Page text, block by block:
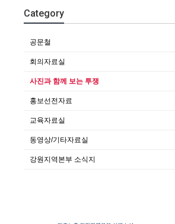
Category
공문철
회의자료실
사진과 함께 보는 투쟁
홍보선전자료
교육자료실
동영상/기타자료실
강원지역본부 소식지